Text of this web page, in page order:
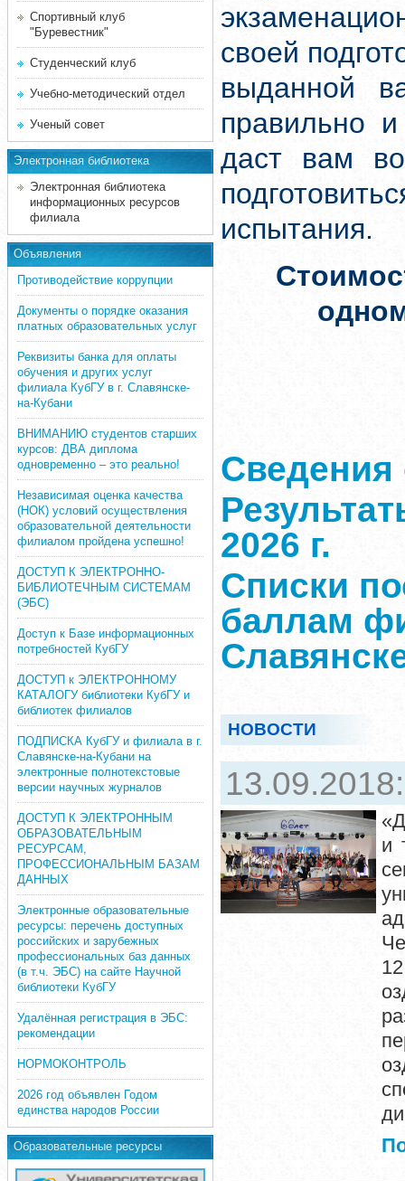
Спортивный клуб
"Буревестник"
Студенческий клуб
Учебно-методический отдел
Ученый совет
Электронная библиотека
Электронная библиотека
информационных ресурсов
филиала
Объявления
Противодействие коррупции
Документы о порядке оказания
платных образовательных услуг
Реквизиты банка для оплаты
обучения и других услуг
филиала КубГУ в г. Славянске-
на-Кубани
ВНИМАНИЮ студентов старших
курсов: ДВА диплома
одновременно – это реально!
Независимая оценка качества
(НОК) условий осуществления
образовательной деятельности
филиалом пройдена успешно!
ДОСТУП К ЭЛЕКТРОННО-
БИБЛИОТЕЧНЫМ СИСТЕМАМ
(ЭБС)
Доступ к Базе информационных
потребностей КубГУ
ДОСТУП к ЭЛЕКТРОННОМУ
КАТАЛОГУ библиотеки КубГУ и
библиотек филиалов
ПОДПИСКА КубГУ и филиала в г.
Славянске-на-Кубани на
электронные полнотекстовые
версии научных журналов
ДОСТУП К ЭЛЕКТРОННЫМ
ОБРАЗОВАТЕЛЬНЫМ
РЕСУРСАМ,
ПРОФЕССИОНАЛЬНЫМ БАЗАМ
ДАННЫХ
Электронные образовательные
ресурсы: перечень доступных
российских и зарубежных
профессиональных баз данных
(в т.ч. ЭБС) на сайте Научной
библиотеки КубГУ
Удалённая регистрация в ЭБС:
рекомендации
НОРМОКОНТРОЛЬ
2026 год объявлен Годом
единства народов России
Образовательные ресурсы
своей
выданной
правильно
даст вам
испытания.
Сведения
2026 г.
Списки
баллам
НОВОСТИ
и